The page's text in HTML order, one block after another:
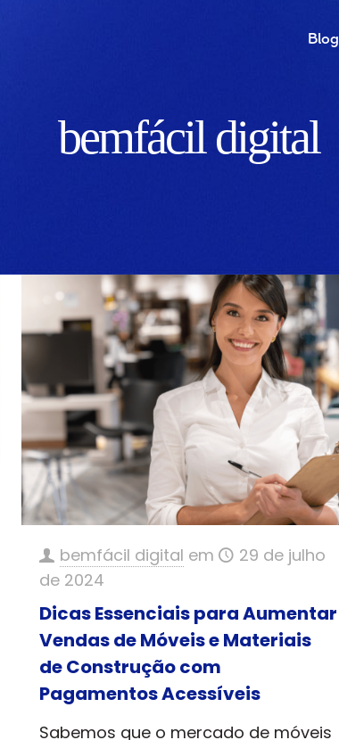
Blog
bemfácil digital
bemfácil digital em
29 de julho
de 2024
Dicas Essenciais para Aumentar
Vendas de Móveis e Materiais
de Construção com
Pagamentos Acessíveis
Sabemos que o mercado de móveis